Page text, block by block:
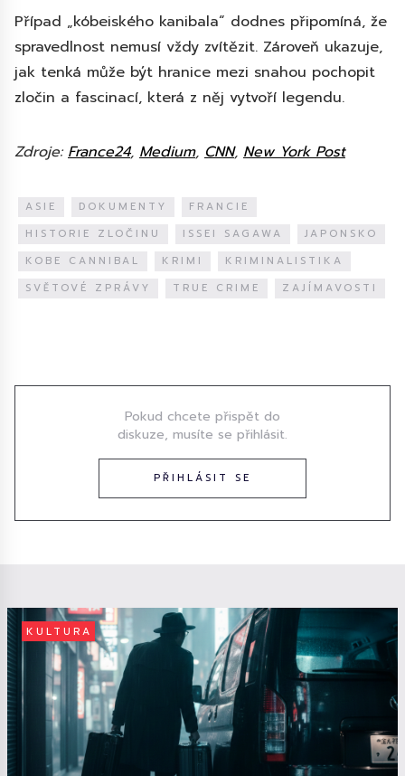
Případ „kóbeiského kanibala“ dodnes připomíná, že
spravedlnost nemusí vždy zvítězit. Zároveň ukazuje,
jak tenká může být hranice mezi snahou pochopit
zločin a fascinací, která z něj vytvoří legendu.
Zdroje: France24, Medium, CNN, New York Post
ASIE DOKUMENTY
FRANCIE
HISTORIE ZLOČINU
ISSEI SAGAWA
JAPONSKO
KOBE CANNIBAL
KRIMI
KRIMINALISTIKA
SVĚTOVÉ ZPRÁVY
TRUE CRIME ZAJÍMAVOSTI
Pokud chcete přispět do
diskuze, musíte se přihlásit.
PŘIHLÁSIT SE
KULTURA